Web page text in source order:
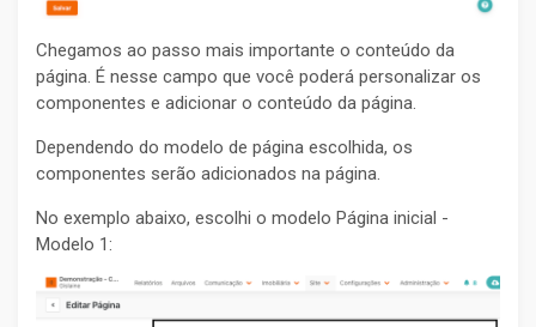
Chegamos ao passo mais importante o conteúdo da
página. É nesse campo que você poderá personalizar os
componentes e adicionar o conteúdo da página.
Dependendo do modelo de página escolhida, os
componentes serão adicionados na página.
No exemplo abaixo, escolhi o modelo Página inicial -
Modelo 1: